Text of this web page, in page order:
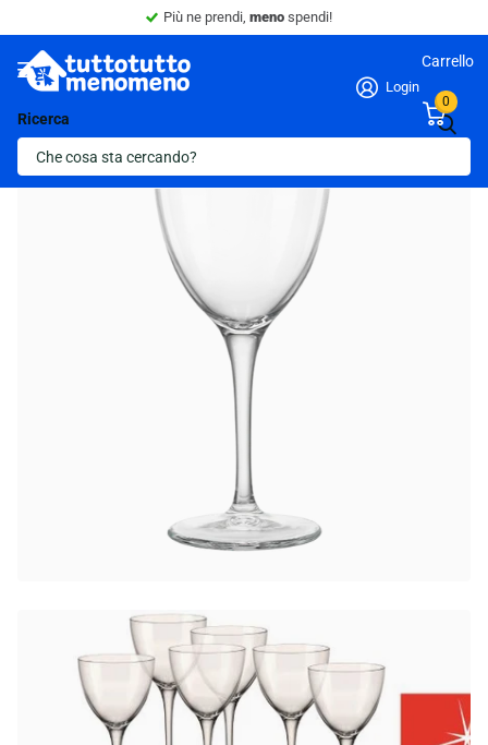
Più ne prendi, meno spendi!
Ricerca
Login
Carrello
0